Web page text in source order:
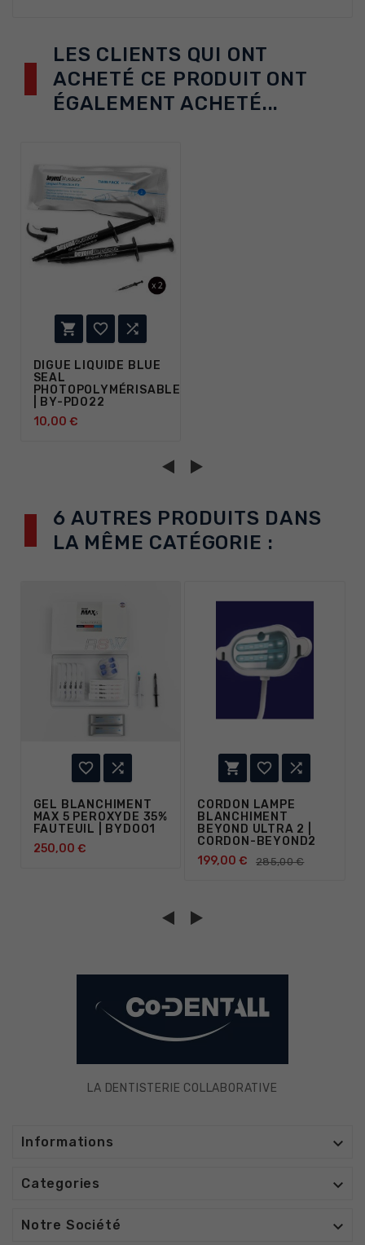
LES CLIENTS QUI ONT
ACHETÉ CE PRODUIT ONT
ÉGALEMENT ACHETÉ...
  
DIGUE LIQUIDE BLUE
SEAL
PHOTOPOLYMÉRISABLE
| BY-PD022
10,00 €
6 AUTRES PRODUITS DANS
LA MÊME CATÉGORIE :
 
GEL BLANCHIMENT
MAX 5 PEROXYDE 35%
FAUTEUIL | BYDOO1
250,00 €
  
CORDON LAMPE
BLANCHIMENT
BEYOND ULTRA 2 |
CORDON-BEYOND2
199,00 €
285,00 €
LA DENTISTERIE COLLABORATIVE
Informations 
Categories 
Notre Société 